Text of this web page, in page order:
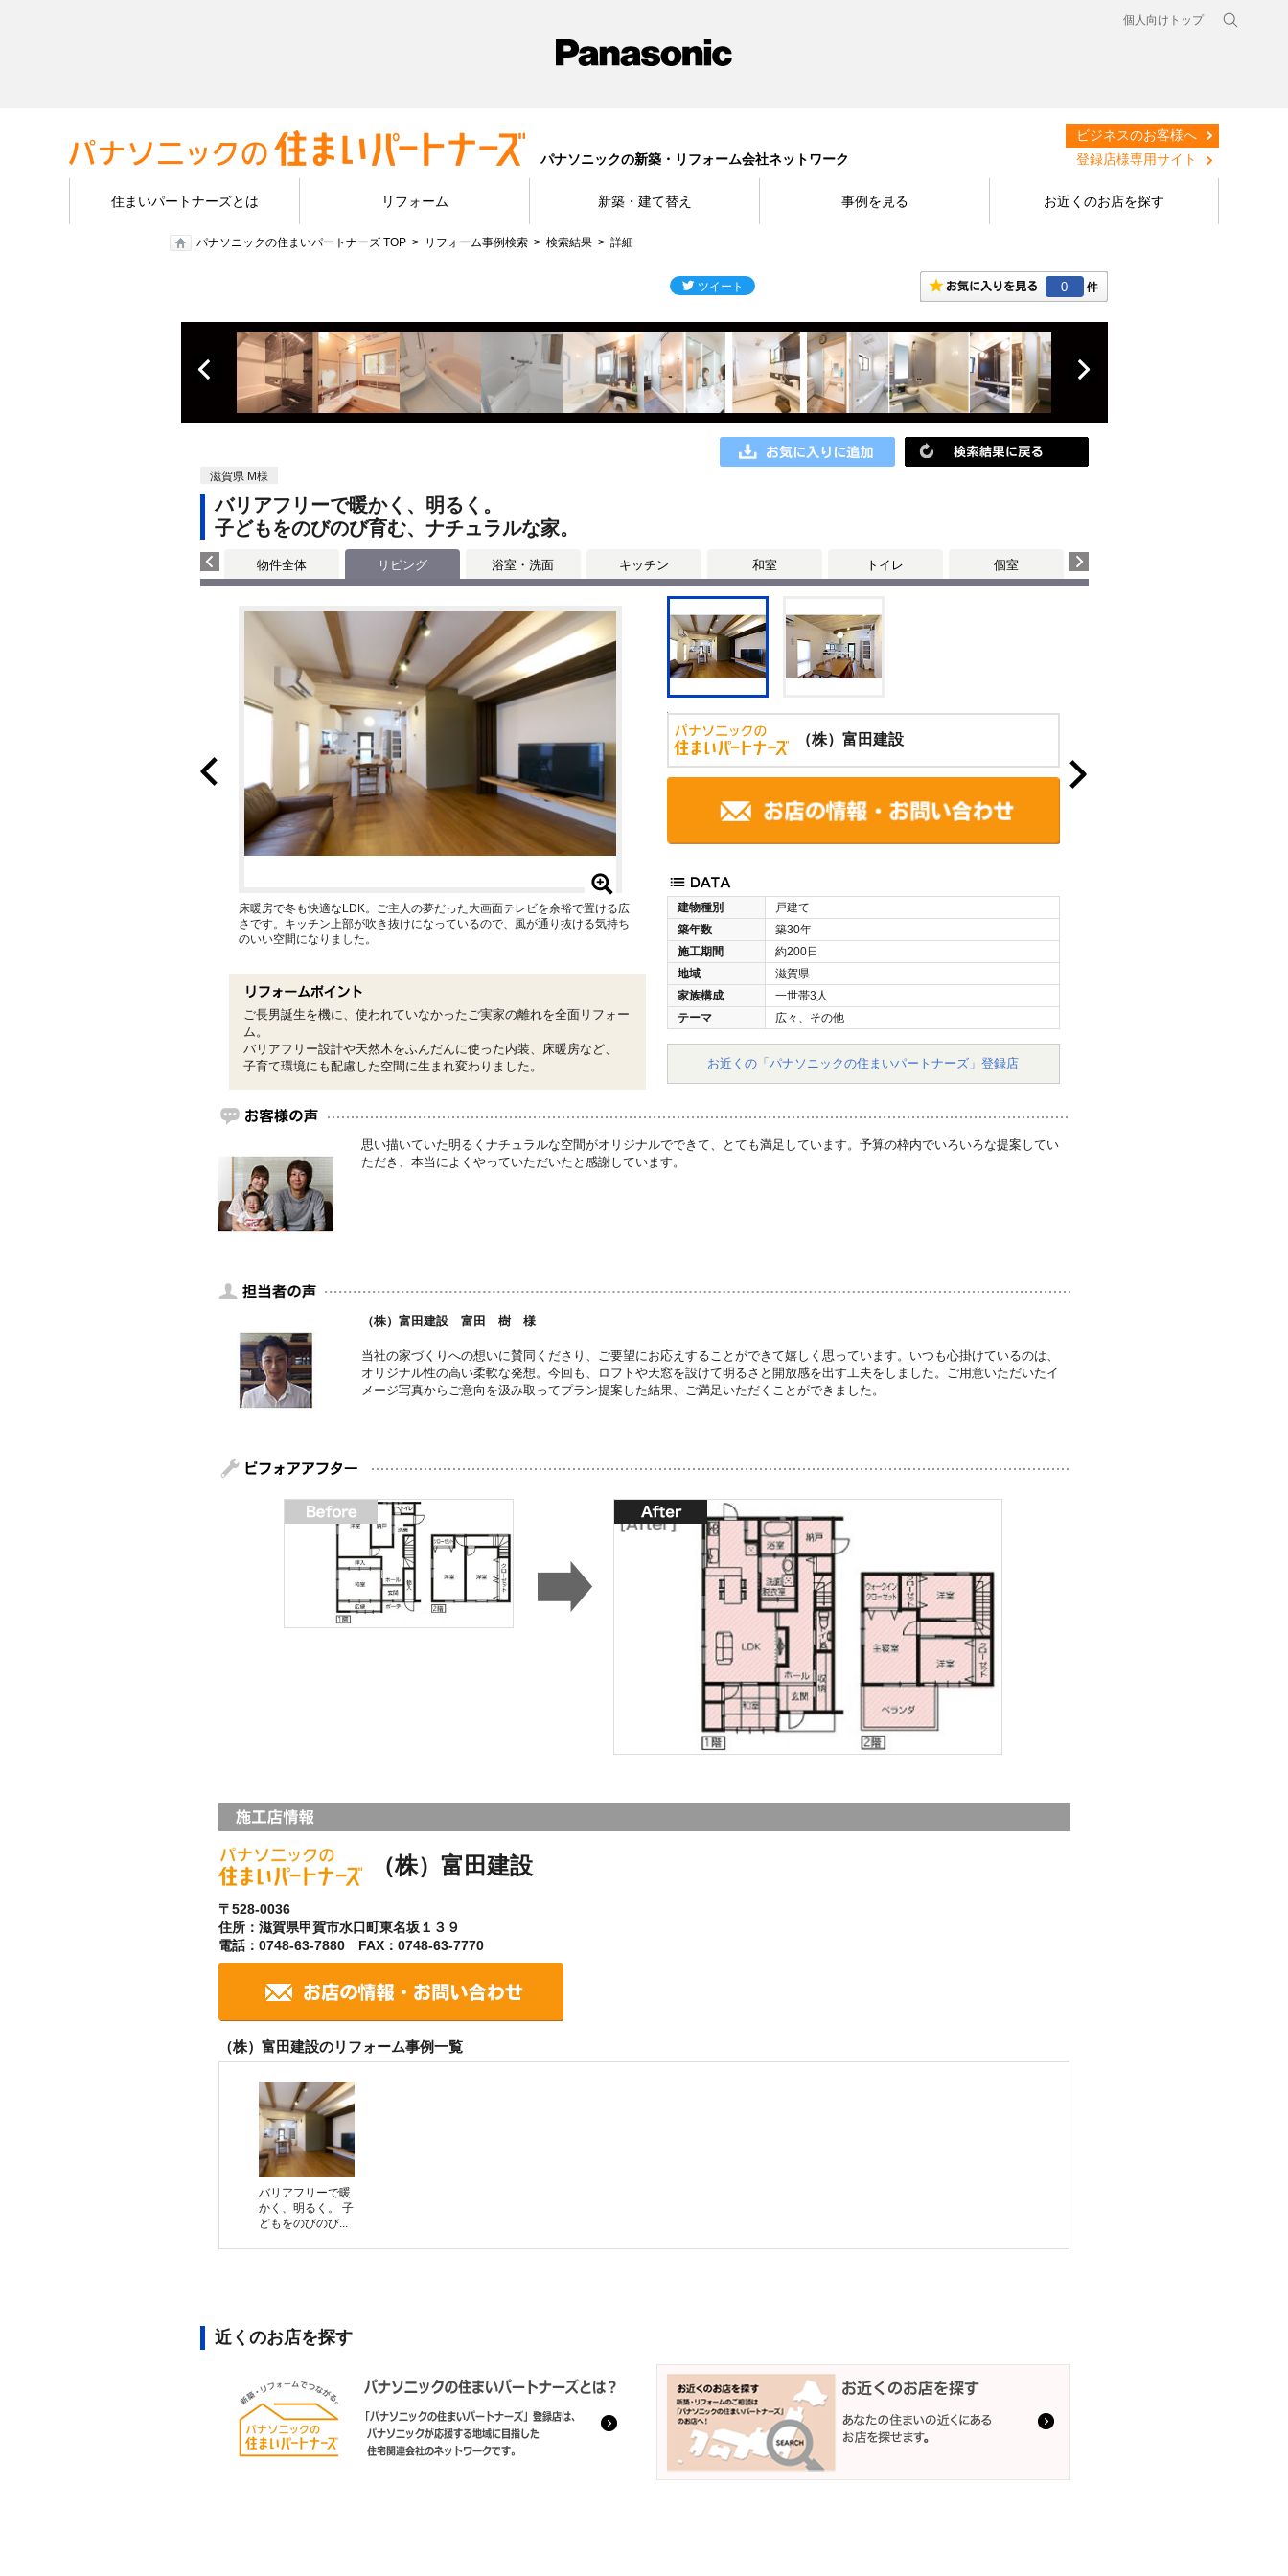
個人向けトップ
パナソニックの新築・リフォーム会社ネットワーク
ビジネスのお客様へ
登録店様専用サイト
住まいパートナーズとは リフォーム 新築・建て替え 事例を見る お近くのお店を探す
パナソニックの住まいパートナーズ TOP リフォーム事例検索 検索結果 詳細
0
滋賀県 M様
バリアフリーで暖かく、明るく。
子どもをのびのび育む、ナチュラルな家。
物件全体 リビング 浴室・洗面 キッチン 和室 トイレ 個室
（株）富田建設
建物種別
戸建て
築年数
築30年
施工期間
約200日
地域
滋賀県
家族構成
一世帯3人
テーマ
広々、その他
お近くの「パナソニックの住まいパートナーズ」登録店
床暖房で冬も快適なLDK。ご主人の夢だった大画面テレビを余裕で置ける広
さです。キッチン上部が吹き抜けになっているので、風が通り抜ける気持ち
のいい空間になりました。
ご長男誕生を機に、使われていなかったご実家の離れを全面リフォー
ム。
バリアフリー設計や天然木をふんだんに使った内装、床暖房など、
子育て環境にも配慮した空間に生まれ変わりました。
思い描いていた明るくナチュラルな空間がオリジナルでできて、とても満足しています。予算の枠内でいろいろな提案してい
ただき、本当によくやっていただいたと感謝しています。
（株）富田建設 富田 樹 様
当社の家づくりへの想いに賛同くださり、ご要望にお応えすることができて嬉しく思っています。いつも心掛けているのは、
オリジナル性の高い柔軟な発想。今回も、ロフトや天窓を設けて明るさと開放感を出す工夫をしました。ご用意いただいたイ
メージ写真からご意向を汲み取ってプラン提案した結果、ご満足いただくことができました。
（株）富田建設
〒528-0036
住所：滋賀県甲賀市水口町東名坂１３９
電話：0748-63-7880 FAX：0748-63-7770
（株）富田建設のリフォーム事例一覧
バリアフリーで暖
かく、明るく。 子
どもをのびのび...
近くのお店を探す